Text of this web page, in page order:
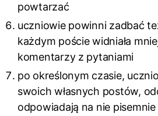
powtarzać
uczniowie powinni zadbać
każdym poście widniała
komentarzy z pytaniami
po określonym czasie,
swoich własnych postów,
odpowiadają na nie